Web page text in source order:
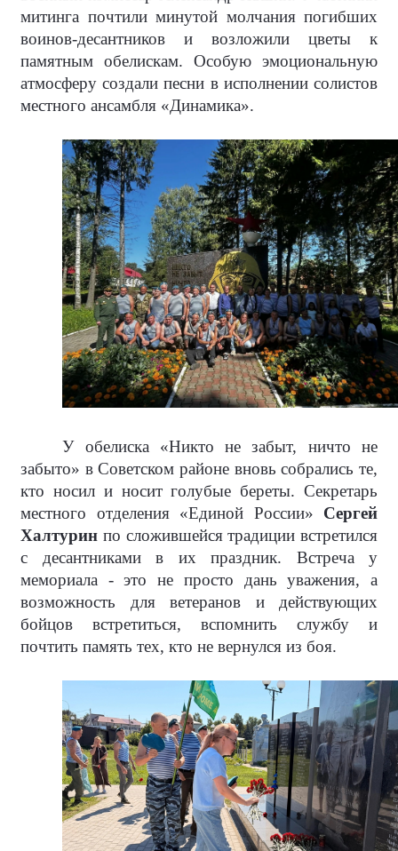
митинга почтили минутой молчания погибших
воинов-десантников и возложили цветы к
памятным обелискам. Особую эмоциональную
атмосферу создали песни в исполнении солистов
местного ансамбля «Динамика».
У обелиска «Никто не забыт, ничто не
забыто» в Советском районе вновь собрались те,
кто носил и носит голубые береты. Секретарь
местного отделения «Единой России» Сергей
Халтурин по сложившейся традиции встретился
с десантниками в их праздник. Встреча у
мемориала - это не просто дань уважения, а
возможность для ветеранов и действующих
бойцов встретиться, вспомнить службу и
почтить память тех, кто не вернулся из боя.